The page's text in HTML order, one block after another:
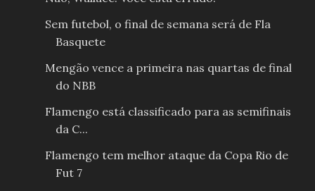
Sem futebol, o final de semana será de Fla
Basquete
Mengão vence a primeira nas quartas de final
do NBB
Flamengo está classificado para as semifinais
da C...
Flamengo tem melhor ataque da Copa Rio de
Fut 7